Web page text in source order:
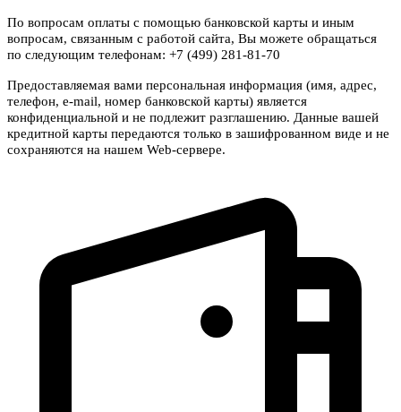
По вопросам оплаты с помощью банковской карты и иным
вопросам, связанным с работой сайта, Вы можете обращаться
по следующим телефонам: +7 (499) 281-81-70
Предоставляемая вами персональная информация (имя, адрес,
телефон, e-mail, номер банковской карты) является
конфиденциальной и не подлежит разглашению. Данные вашей
кредитной карты передаются только в зашифрованном виде и не
сохраняются на нашем Web-сервере.